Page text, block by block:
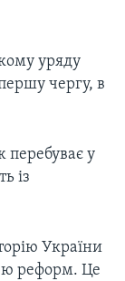
уряду
чергу, в
перебуває у
із
України
реформ. Це